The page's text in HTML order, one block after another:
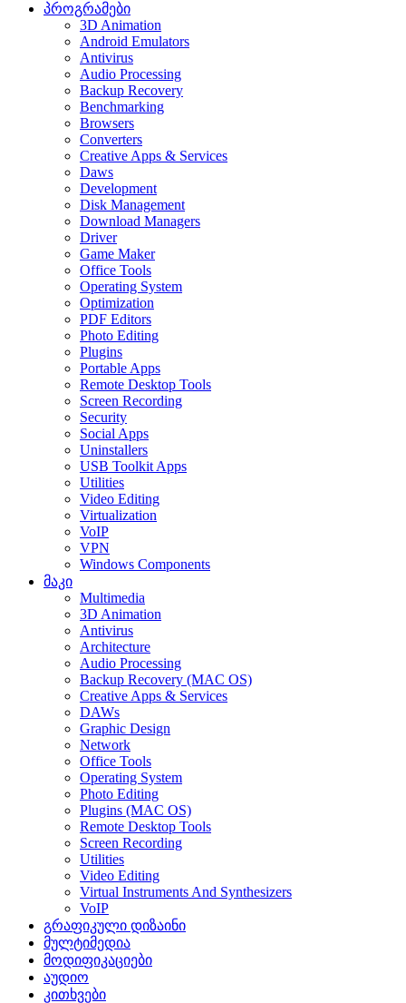
პროგრამები
3D Animation
Android Emulators
Antivirus
Audio Processing
Backup Recovery
Benchmarking
Browsers
Converters
Creative Apps & Services
Daws
Development
Disk Management
Download Managers
Driver
Game Maker
Office Tools
Operating System
Optimization
PDF Editors
Photo Editing
Plugins
Portable Apps
Remote Desktop Tools
Screen Recording
Security
Social Apps
Uninstallers
USB Toolkit Apps
Utilities
Video Editing
Virtualization
VoIP
VPN
Windows Components
მაკი
Multimedia
3D Animation
Antivirus
Architecture
Audio Processing
Backup Recovery (MAC OS)
Creative Apps & Services
DAWs
Graphic Design
Network
Office Tools
Operating System
Photo Editing
Plugins (MAC OS)
Remote Desktop Tools
Screen Recording
Utilities
Video Editing
Virtual Instruments And Synthesizers
VoIP
გრაფიკული დიზაინი
მულტიმედია
მოდიფიკაციები
აუდიო
კითხვები